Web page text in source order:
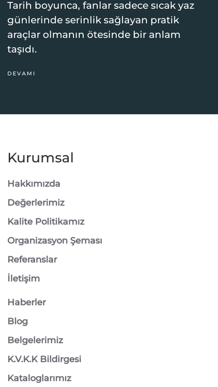
Tarih boyunca, fanlar sadece sıcak yaz
günlerinde serinlik sağlayan pratik
araçlar olmanın ötesinde bir anlam
taşıdı.
DEVAMI
Kurumsal
Hakkımızda
Değerlerimiz
Kalite Politikamız
Organizasyon Şeması
Referanslar
İletişim
Haberler
Blog
Belgelerimiz
K.V.K.K Bildirgesi
Kataloglarımız